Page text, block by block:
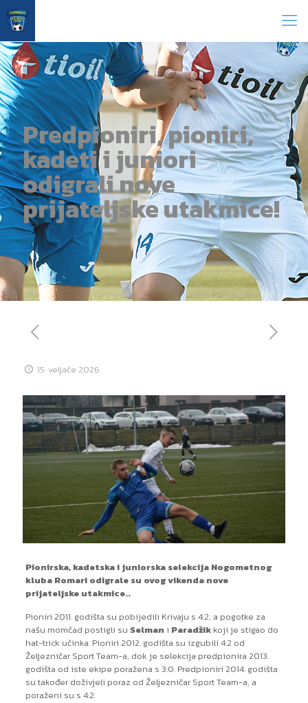
Predpioniri, pioniri,
kadeti i juniori
odigrali nove
prijateljske utakmice!
15. veljače 2026.
Pionirska, kadetska i juniorska selekcija Nogometnog
kluba Romari odigrale su ovog vikenda nove
prijateljske utakmice..
Pioniri 2011. godišta su pobijedili Krivaju s 4:2, a pogotke za
našu momčad postigli su Selman i Paradžik koji je stigao do
hat-trick učinka. Pioniri 2012. godišta su izgubili 4:2 od
Željezničar Sport Team-a, dok je selekcija predpionira 2013.
godišta od iste ekipe poražena s 3:0. Predpioniri 2014. godišta
su također doživjeli poraz od Željezničar Sport Team-a, a
poraženi su s 4:2.